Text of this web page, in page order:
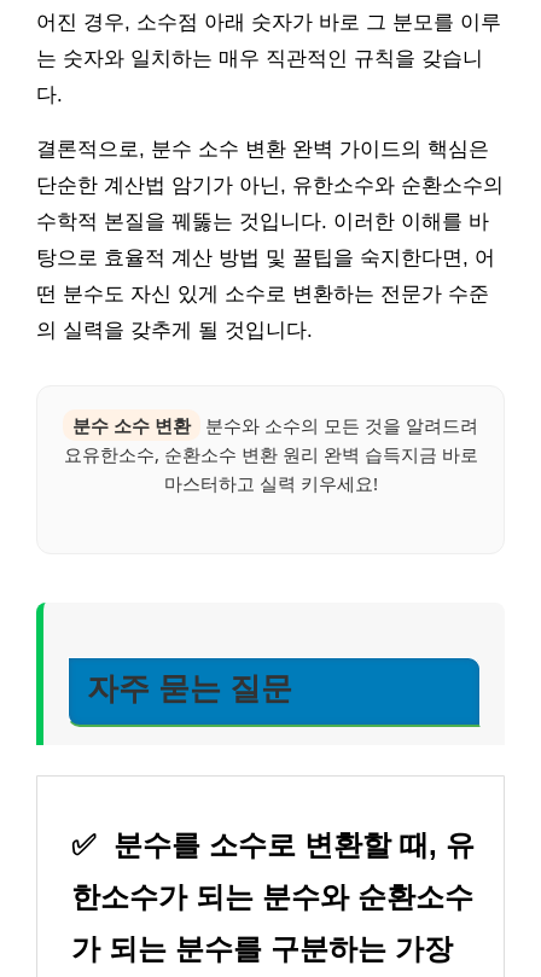
어진 경우, 소수점 아래 숫자가 바로 그 분모를 이루
는 숫자와 일치하는 매우 직관적인 규칙을 갖습니
다.
결론적으로, 분수 소수 변환 완벽 가이드의 핵심은
단순한 계산법 암기가 아닌, 유한소수와 순환소수의
수학적 본질을 꿰뚫는 것입니다. 이러한 이해를 바
탕으로 효율적 계산 방법 및 꿀팁을 숙지한다면, 어
떤 분수도 자신 있게 소수로 변환하는 전문가 수준
의 실력을 갖추게 될 것입니다.
분수 소수 변환
분수와 소수의 모든 것을 알려드려
요유한소수, 순환소수 변환 원리 완벽 습득지금 바로
마스터하고 실력 키우세요!
자주 묻는 질문
✅ 분수를 소수로 변환할 때, 유
한소수가 되는 분수와 순환소수
가 되는 분수를 구분하는 가장